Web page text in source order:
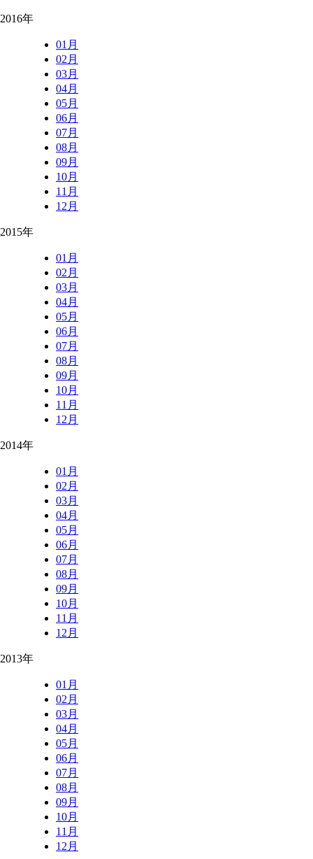
2016年
01月
02月
03月
04月
05月
06月
07月
08月
09月
10月
11月
12月
2015年
01月
02月
03月
04月
05月
06月
07月
08月
09月
10月
11月
12月
2014年
01月
02月
03月
04月
05月
06月
07月
08月
09月
10月
11月
12月
2013年
01月
02月
03月
04月
05月
06月
07月
08月
09月
10月
11月
12月